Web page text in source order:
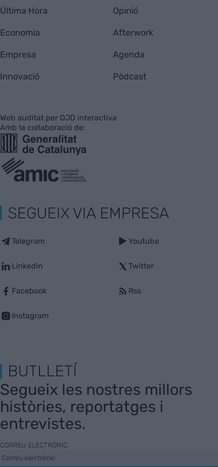
Última Hora
Economia
Empresa
Innovació
Opinió
Afterwork
Agenda
Pòdcast
Web auditat per OJD interactiva
Amb la col·laboració de:
SEGUEIX VIA EMPRESA
Telegram
Linkedin
Facebook
Instagram
Youtube
Twitter
Rss
BUTLLETÍ
Segueix les nostres millors
històries, reportatges i
entrevistes.
CORREU ELECTRÒNIC